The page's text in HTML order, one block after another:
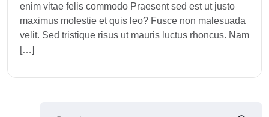
enim vitae felis commodo Praesent sed est ut justo
maximus molestie et quis leo? Fusce non malesuada
velit. Sed tristique risus ut mauris luctus rhoncus. Nam
[…]